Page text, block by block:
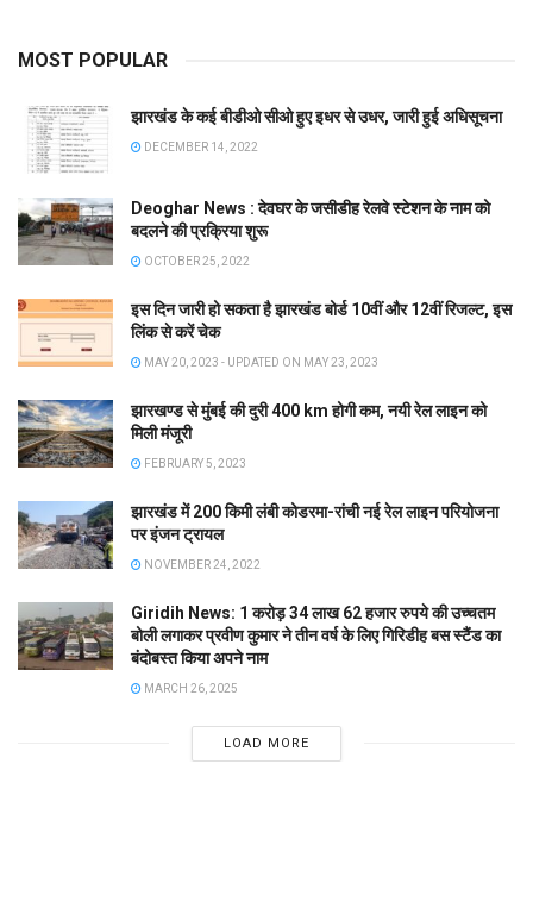
MOST POPULAR
झारखंड के कई बीडीओ सीओ हुए इधर से उधर, जारी हुई अधिसूचना
DECEMBER 14, 2022
Deoghar News : देवघर के जसीडीह रेलवे स्टेशन के नाम को
बदलने की प्रक्रिया शुरू
OCTOBER 25, 2022
इस दिन जारी हो सकता है झारखंड बोर्ड 10वीं और 12वीं रिजल्ट, इस
लिंक से करें चेक
MAY 20, 2023 - UPDATED ON MAY 23, 2023
झारखण्ड से मुंबई की दुरी 400 km होगी कम, नयी रेल लाइन को
मिली मंजूरी
FEBRUARY 5, 2023
झारखंड में 200 किमी लंबी कोडरमा-रांची नई रेल लाइन परियोजना
पर इंजन ट्रायल
NOVEMBER 24, 2022
Giridih News: 1 करोड़ 34 लाख 62 हजार रुपये की उच्चतम
बोली लगाकर प्रवीण कुमार ने तीन वर्ष के लिए गिरिडीह बस स्टैंड का
बंदोबस्त किया अपने नाम
MARCH 26, 2025
LOAD MORE